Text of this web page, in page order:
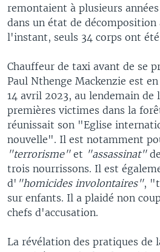
remontaient à plusieurs
dans un état de décomposition
l'instant, seuls 34 corps ont
Chauffeur de taxi avant de se
Paul Nthenge Mackenzie est
14 avril 2023, au lendemain de
premières victimes dans la
réunissait son "Eglise
nouvelle". Il est notamment
"terrorisme"et "assassinat"
trois nourrissons. Il est
d' "homicides involontaires",
sur enfants. Il a plaidé non
chefs d'accusation.
La révélation des pratiques de